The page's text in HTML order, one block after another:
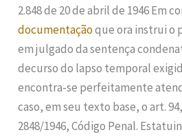
2.848 de 20 de abril de 1946 Em
documentaçãoque ora instrui o
em julgado da sentença
decurso do lapso temporal
encontra-se perfeitamente
caso, em seu texto base, o art.
2848/1946, Código Penal.